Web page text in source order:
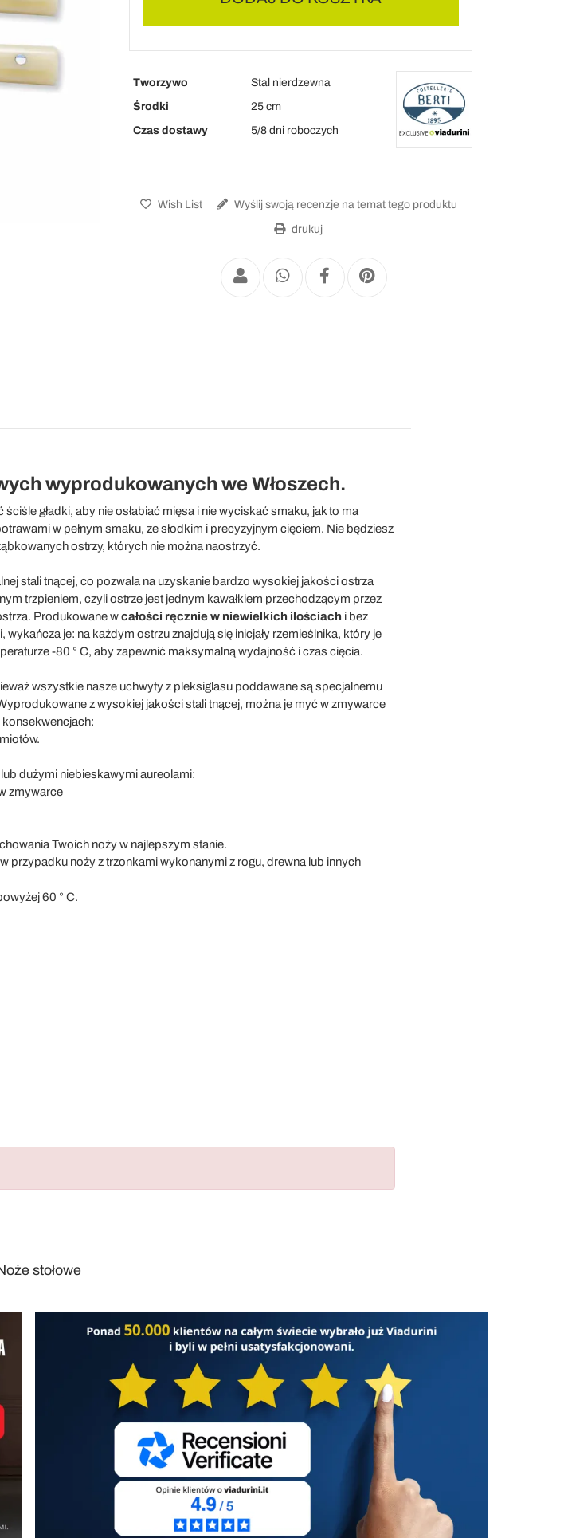
Tworzywo
Stal nierdzewna
Środki
25 cm
Czas dostawy
5/8 dni roboczych
Wish List Wyślij swoją recenzje na temat tego produktu
drukuj
wyprodukowanych we Włoszech.
gładki, aby nie osłabiać mięsa i nie wyciskać smaku, jak to ma
w pełnym smaku, ze słodkim i precyzyjnym cięciem. Nie będziesz
ostrzy, których nie można naostrzyć.
stali tnącej, co pozwala na uzyskanie bardzo wysokiej jakości ostrza
trzpieniem, czyli ostrze jest jednym kawałkiem przechodzącym przez
Produkowane wcałości ręcznie w niewielkich ilościach i bez
je: na każdym ostrzu znajdują się inicjały rzemieślnika, który je
-80 ° C, aby zapewnić maksymalną wydajność i czas cięcia.
wszystkie nasze uchwyty z pleksiglasu poddawane są specjalnemu
z wysokiej jakości stali tnącej, można je myć w zmywarce
konsekwencjach:
dużymi niebieskawymi aureolami:
zmywarce
Twoich noży w najlepszym stanie.
przypadku noży z trzonkami wykonanymi z rogu, drewna lub innych
60 ° C.
stołowe